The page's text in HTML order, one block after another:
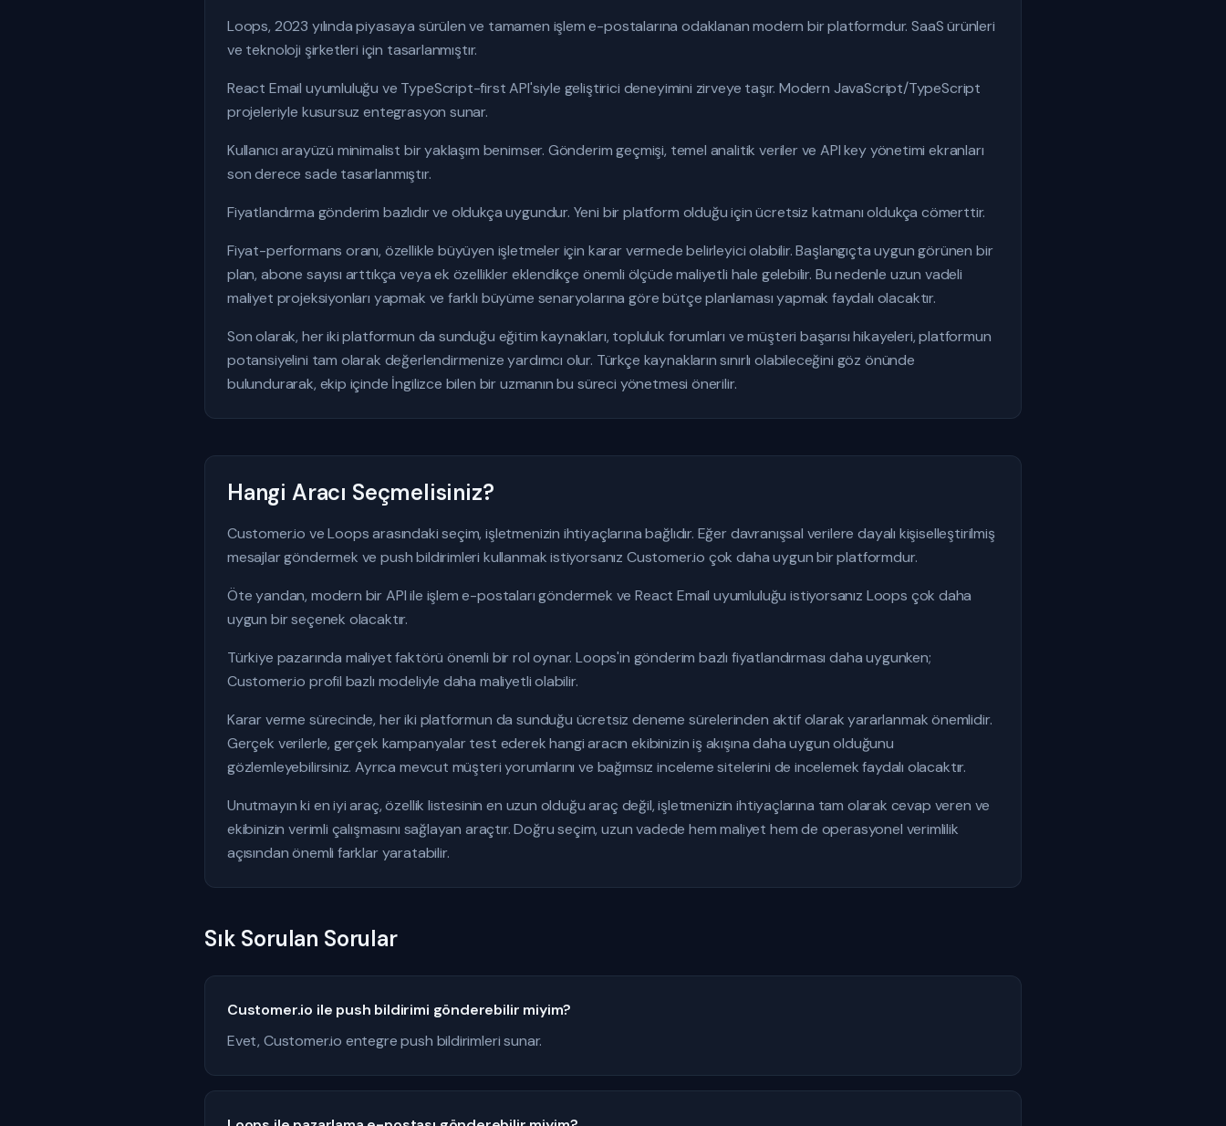
Loops, 2023 yılında piyasaya sürülen ve tamamen işlem e-postalarına odaklanan modern bir platformdur. SaaS ürünleri
ve teknoloji şirketleri için tasarlanmıştır.
React Email uyumluluğu ve TypeScript-first API'siyle geliştirici deneyimini zirveye taşır. Modern JavaScript/TypeScript
projeleriyle kusursuz entegrasyon sunar.
Kullanıcı arayüzü minimalist bir yaklaşım benimser. Gönderim geçmişi, temel analitik veriler ve API key yönetimi ekranları
son derece sade tasarlanmıştır.
Fiyatlandırma gönderim bazlıdır ve oldukça uygundur. Yeni bir platform olduğu için ücretsiz katmanı oldukça cömerttir.
Fiyat-performans oranı, özellikle büyüyen işletmeler için karar vermede belirleyici olabilir. Başlangıçta uygun görünen bir
plan, abone sayısı arttıkça veya ek özellikler eklendikçe önemli ölçüde maliyetli hale gelebilir. Bu nedenle uzun vadeli
maliyet projeksiyonları yapmak ve farklı büyüme senaryolarına göre bütçe planlaması yapmak faydalı olacaktır.
Son olarak, her iki platformun da sunduğu eğitim kaynakları, topluluk forumları ve müşteri başarısı hikayeleri, platformun
potansiyelini tam olarak değerlendirmenize yardımcı olur. Türkçe kaynakların sınırlı olabileceğini göz önünde
bulundurarak, ekip içinde İngilizce bilen bir uzmanın bu süreci yönetmesi önerilir.
Hangi Aracı Seçmelisiniz?
Customer.io ve Loops arasındaki seçim, işletmenizin ihtiyaçlarına bağlıdır. Eğer davranışsal verilere dayalı kişiselleştirilmiş
mesajlar göndermek ve push bildirimleri kullanmak istiyorsanız Customer.io çok daha uygun bir platformdur.
Öte yandan, modern bir API ile işlem e-postaları göndermek ve React Email uyumluluğu istiyorsanız Loops çok daha
uygun bir seçenek olacaktır.
Türkiye pazarında maliyet faktörü önemli bir rol oynar. Loops'in gönderim bazlı fiyatlandırması daha uygunken;
Customer.io profil bazlı modeliyle daha maliyetli olabilir.
Karar verme sürecinde, her iki platformun da sunduğu ücretsiz deneme sürelerinden aktif olarak yararlanmak önemlidir.
Gerçek verilerle, gerçek kampanyalar test ederek hangi aracın ekibinizin iş akışına daha uygun olduğunu
gözlemleyebilirsiniz. Ayrıca mevcut müşteri yorumlarını ve bağımsız inceleme sitelerini de incelemek faydalı olacaktır.
Unutmayın ki en iyi araç, özellik listesinin en uzun olduğu araç değil, işletmenizin ihtiyaçlarına tam olarak cevap veren ve
ekibinizin verimli çalışmasını sağlayan araçtır. Doğru seçim, uzun vadede hem maliyet hem de operasyonel verimlilik
açısından önemli farklar yaratabilir.
Sık Sorulan Sorular
Customer.io ile push bildirimi gönderebilir miyim?
Evet, Customer.io entegre push bildirimleri sunar.